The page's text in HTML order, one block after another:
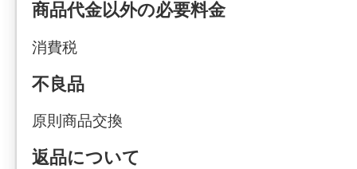
商品代金以外の必要料金
消費税
不良品
原則商品交換
返品について